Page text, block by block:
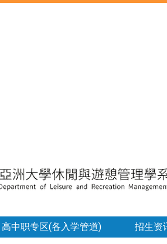
高中职专区(各入学管道) 招生资